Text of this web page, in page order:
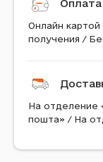
Оплата
Онлайн
получения /
На отделение
пошта» / На